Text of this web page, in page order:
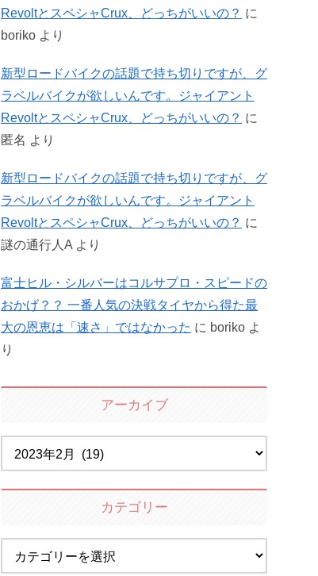
RevoltとスペシャCrux、どっちがいいの？ に
boriko より
新型ロードバイクの話題で持ち切りですが、グ
ラベルバイクが欲しいんです。ジャイアント
RevoltとスペシャCrux、どっちがいいの？ に
匿名 より
新型ロードバイクの話題で持ち切りですが、グ
ラベルバイクが欲しいんです。ジャイアント
RevoltとスペシャCrux、どっちがいいの？ に
謎の通行人A より
富士ヒル・シルバーはコルサプロ・スピードの
おかげ？？ 一番人気の決戦タイヤから得た最
大の恩恵は「速さ」ではなかった に boriko よ
り
アーカイブ
カテゴリー